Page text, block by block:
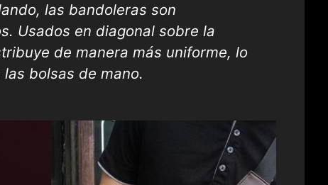
las bandoleras son
Usados en diagonal sobre la
de manera más uniforme, lo
bolsas de mano.